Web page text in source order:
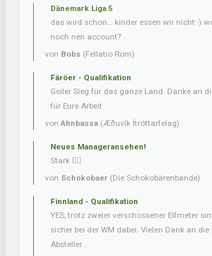
Dänemark Liga 5
das wird schon… kinder essen wir nicht:-)
noch nen account?
von Bobs (Fellatio Rom)
Färöer - Qualifikation
Geiler Sieg für das ganze Land. Danke an
für Eure Arbeit
vonAhnbassa (Æðuvík Ítróttarfelag)
Neues Manageransehen!
Stark 👍🏼
von Schokobaer (Die Schokobärenbande)
Finnland - Qualifikation
YES, trotz zweier verschossener Elfmeter
sicher bei der WM dabei. Vielen Dank an die
Absteller...